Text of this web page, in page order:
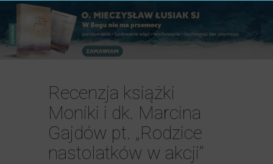
Recenzja książki
Moniki i dk. Marcina
Gajdów pt. „Rodzice
nastolatków w akcji”